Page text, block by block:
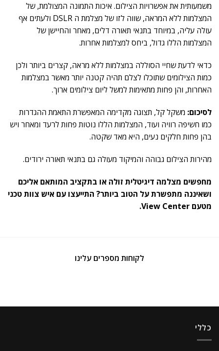
משמעותית את אפשרויות הצילום. איכות התמונה המצולמת, של
המצלמות ללא המראה, שווה לזו של מצלמת ה DSLR ולעתים אף
עולה עליה, במיוחד בתנאי תאורה דלים, מאחר והחיישן של
המצלמות הללו גדול, ביחס למצלמות אחרות.
כדאי לדעת שחיי הסוללה במצלמות ללא מראה, קצרים ביותר ולכן
כמות הצילומים שתוכלו לצלם תהיה קטנה יותר מאשר במצלמות
האחרות, והן פחות מתאימות למשל ליום צילומים ארוך.
לסיכום: משקל קל, תצוגה מקדימה המאפשרת התאמת ההגדרות
כמו חשיפה רוויה ועוד, המצלמות הללו נוטות פחות לרעד ומאחר ויש
בהן פחות חלקים נעים, היא מאד שקטה.
מהירות הצילום גבוהה והמיקוד מעולה גם בתנאי תאורה ירודים.
מחפשים מצלמה דיגיטלית זולה או בתקציב המותאם אליכם
ושאיננה מתפשרת על הטוב ביותר? התייעצו עם איש צוות טכני
מטעם View Center.
לקוחות מספרים עלינו
כללי